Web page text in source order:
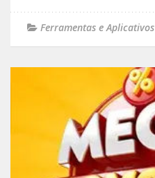
Ferramentas e Aplicativos